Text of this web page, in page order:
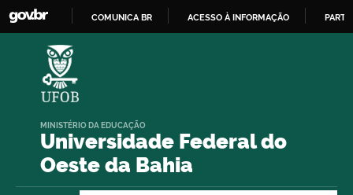
COMUNICA BR ACESSO À INFORMAÇÃO
Universidade Federal do
Oeste da Bahia
MINISTÉRIO DA EDUCAÇÃO